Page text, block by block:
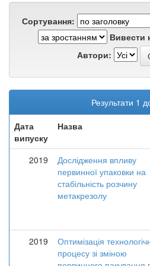
Сортування:
Вивести
Автори:
Результати 1
Дата
випуску
Назва
2019
Дослідження впливу
первинної упаковки на
стабільність розчину
метакрезолу
2019
Оптимізація
процесу зі зміною